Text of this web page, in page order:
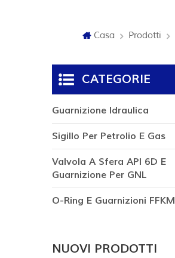
Casa Prodotti
CATEGORIE
Guarnizione Idraulica
Sigillo Per Petrolio E Gas
Valvola A Sfera API 6D E
Guarnizione Per GNL
O-Ring E Guarnizioni FFKM
NUOVI PRODOTTI